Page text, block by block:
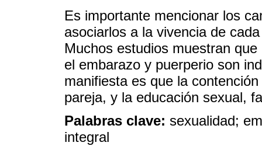
Es importante mencionar los
asociarlos a la vivencia de
Muchos estudios muestran
el embarazo y puerperio son
manifiesta es que la
pareja, y la educación sexual,
Palabras clave: sexualidad;
integral